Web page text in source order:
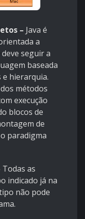
– Java é
a
seguir a
baseada
e hierarquia.
métodos
execução
blocos de
de
paradigma
Todas as
indicado já na
não pode